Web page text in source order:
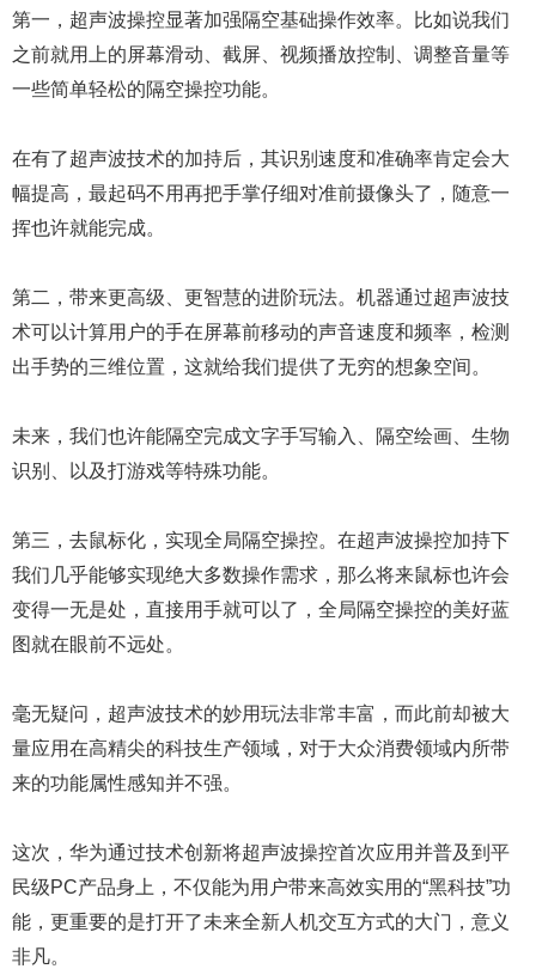
第一，超声波操控显著加强隔空基础操作效率。比如说我们
之前就用上的屏幕滑动、截屏、视频播放控制、调整音量等
一些简单轻松的隔空操控功能。
在有了超声波技术的加持后，其识别速度和准确率肯定会大
幅提高，最起码不用再把手掌仔细对准前摄像头了，随意一
挥也许就能完成。
第二，带来更高级、更智慧的进阶玩法。机器通过超声波技
术可以计算用户的手在屏幕前移动的声音速度和频率，检测
出手势的三维位置，这就给我们提供了无穷的想象空间。
未来，我们也许能隔空完成文字手写输入、隔空绘画、生物
识别、以及打游戏等特殊功能。
第三，去鼠标化，实现全局隔空操控。在超声波操控加持下
我们几乎能够实现绝大多数操作需求，那么将来鼠标也许会
变得一无是处，直接用手就可以了，全局隔空操控的美好蓝
图就在眼前不远处。
毫无疑问，超声波技术的妙用玩法非常丰富，而此前却被大
量应用在高精尖的科技生产领域，对于大众消费领域内所带
来的功能属性感知并不强。
这次，华为通过技术创新将超声波操控首次应用并普及到平
民级PC产品身上，不仅能为用户带来高效实用的“黑科技”功
能，更重要的是打开了未来全新人机交互方式的大门，意义
非凡。